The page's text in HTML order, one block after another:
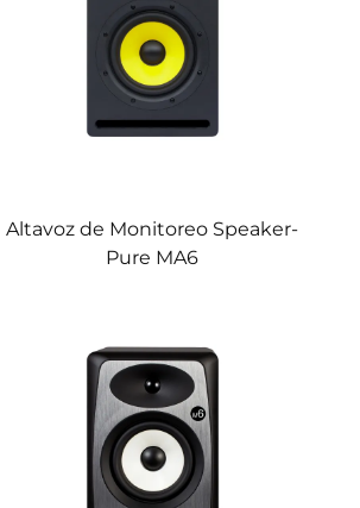
Altavoz de Monitoreo Speaker-
Pure MA6